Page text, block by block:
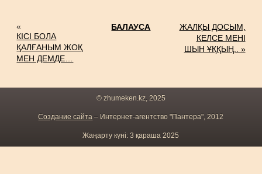
«
КІСІ БОЛА
ҚАЛҒАНЫМ ЖОҚ
МЕН ДЕМДЕ…
БАЛАУСА
ЖАЛҚЫ ДОСЫМ,
КЕЛСЕ МЕНІ
ШЫН ҰҚҚЫҢ.. »
© zhumeken.kz, 2025
Создание сайта – Интернет-агентство "Пантера", 2012
Жаңарту күні: 3 қараша 2025